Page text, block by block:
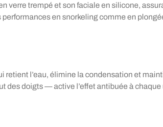
verre trempé et son faciale en silicone,
en snorkeling comme en
l’eau, élimine la condensation et
des doigts — active l’effet antibuée à